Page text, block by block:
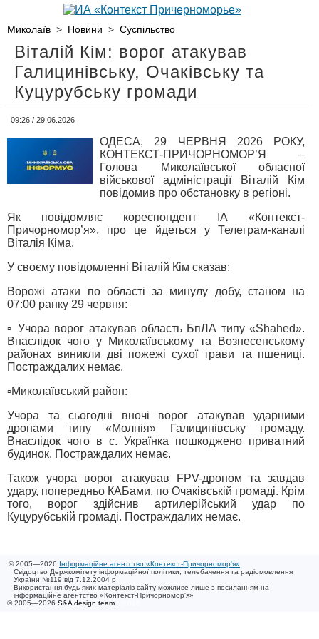
Миколаїв > Новини > Суспільство
Віталій Кім: ворог атакував
Галицинівську, Очаківську та
Куцурубську громади
09:26 / 29.06.2026
ОДЕСА, 29 ЧЕРВНЯ 2026 РОКУ,
КОНТЕКСТ-ПРИЧОРНОМОР’Я –
Голова Миколаївської обласної
військової адміністрації Віталій Кім
повідомив про обстановку в регіоні.
Як повідомляє кореспондент ІА «Контекст-
Причорномор’я», про це йдеться у Телеграм-каналі
Віталія Кіма.
У своєму повідомленні Віталій Кім сказав:
Ворожі атаки по області за минулу добу, станом на
07:00 ранку 29 червня:
▫️ Учора ворог атакував область БпЛА типу «Shahed».
Внаслідок чого у Миколаївському та Вознесенському
районах виникли дві пожежі сухої трави та пшениці.
Постраждалих немає.
▫️Миколаївський район:
Учора та сьогодні вночі ворог атакував ударними
дронами типу «Молнія» Галицинівську громаду.
Внаслідок чого в с. Українка пошкоджено приватний
будинок. Постраждалих немає.
Також учора ворог атакував FPV-дроном та завдав
удару, попередньо КАБами, по Очаківській громаді. Крім
того, ворог здійснив артилерійський удар по
Куцурубській громаді. Постраждалих немає.
© 2005—2026 Інформаційне агентство «Контекст-Причорномор'я»
Свідоцтво Держкомітету інформаційної політики, телебачення та радіомовлення
України №119 від 7.12.2004 р.
Використання будь-яких матеріалів сайту можливе лише з посиланням на
інформаційне агентство «Контекст-Причорномор'я»
© 2005—2026 S&A design team